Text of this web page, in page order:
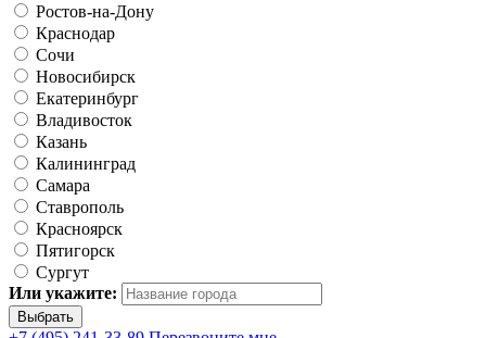
Ростов-на-Дону
Краснодар
Сочи
Новосибирск
Екатеринбург
Владивосток
Казань
Калининград
Самара
Ставрополь
Красноярск
Пятигорск
Сургут
Или укажите: